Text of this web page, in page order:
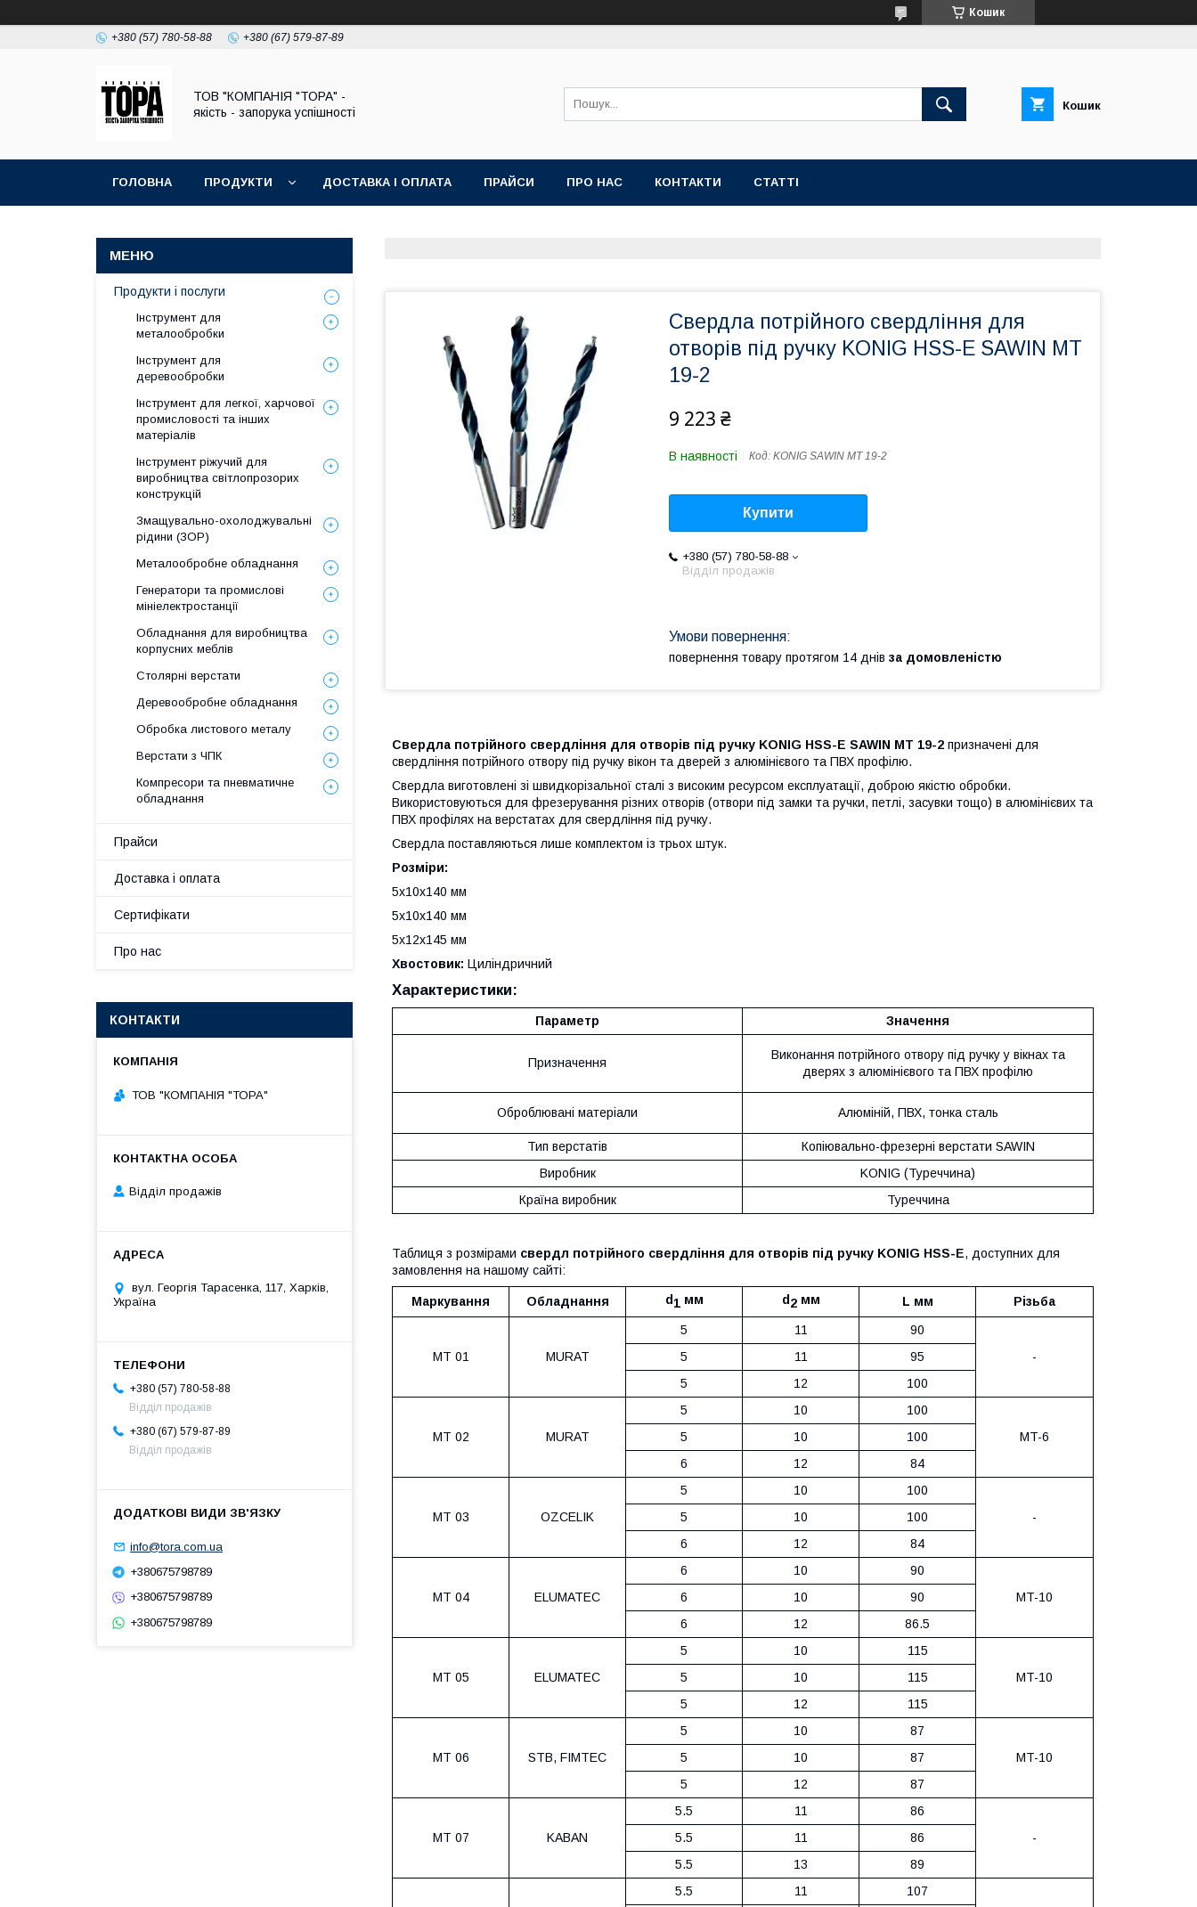
Кошик
+380 (57) 780-58-88 +380 (67) 579-87-89
ТОВ "КОМПАНІЯ "ТОРА" -
якість - запорука успішності
Кошик
ГОЛОВНА ПРОДУКТИ ДОСТАВКА І ОПЛАТА ПРАЙСИ ПРО НАС КОНТАКТИ СТАТТІ
Свердла потрійного свердління для
отворів під ручку KONIG HSS-E SAWIN MT
19-2
9 223 ₴
В наявності Код: KONIG SAWIN MT 19-2
Купити
+380 (57) 780-58-88
Відділ продажів
повернення товару протягом 14 днів за домовленістю
Свердла потрійного свердління для отворів під ручку KONIG HSS-E SAWIN MT 19-2 призначені для
свердління потрійного отвору під ручку вікон та дверей з алюмінієвого та ПВХ профілю.
Свердла виготовлені зі швидкорізальної сталі з високим ресурсом експлуатації, доброю якістю обробки.
Використовуються для фрезерування різних отворів (отвори під замки та ручки, петлі, засувки тощо) в алюмінієвих та
ПВХ профілях на верстатах для свердління під ручку.
Свердла поставляються лише комплектом із трьох штук.
Розміри:
5х10х140 мм
5х10х140 мм
5х12х145 мм
Хвостовик: Циліндричний
Характеристики:
Параметр Значення
Призначення
Виконання потрійного отвору під ручку у вікнах та
дверях з алюмінієвого та ПВХ профілю
Оброблювані матеріали Алюміній, ПВХ, тонка сталь
Тип верстатів
Копіювально-фрезерні верстати SAWIN
Виробник
KONIG (Туреччина)
Країна виробник
Туреччина
Таблиця з розмірами свердл потрійного свердління для отворів під ручку KONIG HSS-E, доступних для
замовлення на нашому сайті:
Маркування Обладнання d 1 мм d 2мм L мм Різьба
MT 01 MURAT
5 11
90
-
5 11
95
5
12 100
MT 02 MURAT
5 10
100
MT-6
5 10
100
6
12 84
MT 03 OZCELIK
5 10
100
-
5 10
100
6
12 84
MT 04 ELUMATEС
6 10
90
MT-10
6 10
90
6
12 86.5
MT 05 ELUMATEС
5 10
115
MT-10
5 10
115
5
12 115
MT 06 STB, FIMTEC
5 10
87
MT-10
5 10
87
5
12 87
MT 07 KABAN
5.5 11
86
-
5.5 11
86
5.5
13 89
5.5 11
107
Продукти і послуги
Інструмент для
металообробки
Інструмент для
деревообробки
Інструмент для легкої, харчової
промисловості та інших
матеріалів
Інструмент ріжучий для
виробництва світлопрозорих
конструкцій
Змащувально-охолоджувальні
рідини (ЗОР)
Металообробне обладнання
Генератори та промислові
мініелектростанції
Обладнання для виробництва
корпусних меблів
Столярні верстати
Деревообробне обладнання
Обробка листового металу
Верстати з ЧПК
Компресори та пневматичне
обладнання
Прайси
Доставка і оплата
Сертифікати
Про нас
КОНТАКТИ
ТОВ "КОМПАНІЯ "ТОРА"
Відділ продажів
вул. Георгія Тарасенка, 117, Харків,
Україна
+380 (57) 780-58-88
Відділ продажів
+380 (67) 579-87-89
Відділ продажів
info@tora.com.ua
+380675798789
+380675798789
+380675798789